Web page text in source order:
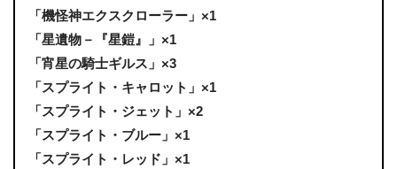
「機怪神エクスクローラー」×1
「星遺物－『星鎧』」×1
「宵星の騎士ギルス」×3
「スプライト・キャロット」×1
「スプライト・ジェット」×2
「スプライト・ブルー」×1
「スプライト・レッド」×1